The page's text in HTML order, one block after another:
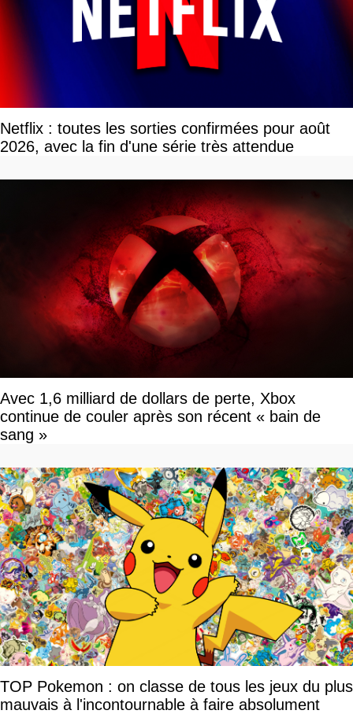
Netflix : toutes les sorties confirmées pour août
2026, avec la fin d'une série très attendue
Avec 1,6 milliard de dollars de perte, Xbox
continue de couler après son récent « bain de
sang »
TOP Pokemon : on classe de tous les jeux du plus
mauvais à l'incontournable à faire absolument